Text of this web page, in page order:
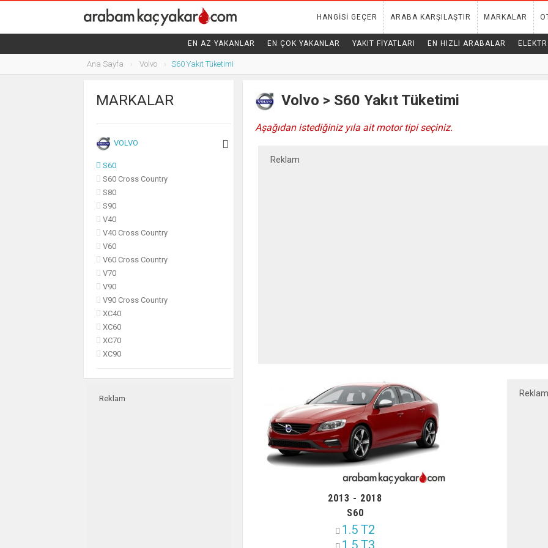
HANGISI GEÇER ARABA KARŞILAŞTIR MARKALAR
EN AZ YAKANLAR EN ÇOK YAKANLAR YAKIT FIYATLARI EN HIZLI ARABALAR
Ana Sayfa Volvo S60 Yakıt Tüketimi
MARKALAR
SUBARU
TESLA
VOLVO
S60
S60 Cross Country
S80
S90
V40
V40 Cross Country
V60
V60 Cross Country
V70
V90
V90 Cross Country
XC40
XC60
XC70
XC90
Reklam
Volvo > S60 Yakıt Tüketimi
Aşağıdan istediğiniz yıla ait motor tipi seçiniz.
Reklam
2013 - 2018
S60
1.5 T2
1.5 T3